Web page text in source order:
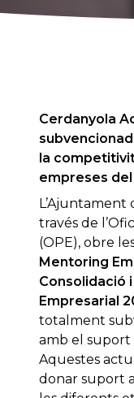
Cerdanyola
la
empreses
L’Ajuntament
través de
(OPE), obre
Mentoring
Consolidació
Empresarial
totalment
amb el suport
Aquestes
donar suport